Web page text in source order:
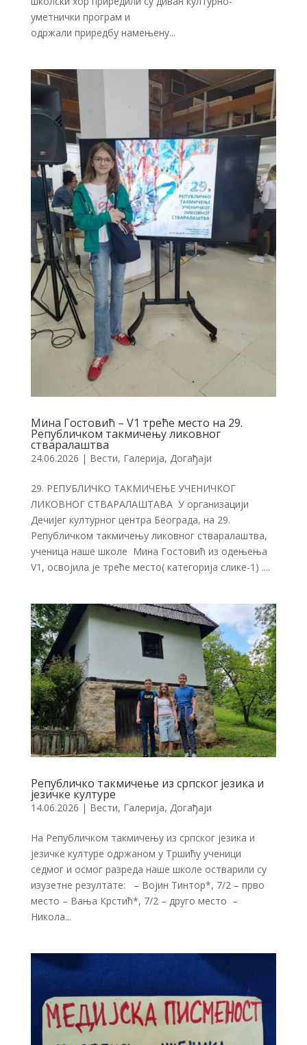
уметнички програм и
одржали приредбу намењену...
Мина Гостовић – V1 треће место на 29.
Републичком такмичењу ликовног
стваралаштва
24.06.2026 | Вести, Галерија, Догађаји
29. РЕПУБЛИЧКО ТАКМИЧЕЊЕ УЧЕНИЧКОГ
ЛИКОВНОГ СТВАРАЛАШТАВА У организацији
Дечијег културног центра Београда, на 29.
Републичком такмичењу ликовног стваралаштва,
ученица наше школе Мина Гостовић из одењења
V1, освојила је треће место( категорија слике-1) ....
Републичко такмичење из српског језика и
језичке културе
14.06.2026 | Вести, Галерија, Догађаји
На Републичком такмичењу из српског језика и
језичке културе одржаном у Тршићу ученици
седмог и осмог разреда наше школе остварили су
изузетне резултате: – Војин Тинтор*, 7/2 – прво
место – Вања Крстић*, 7/2 – друго место –
Никола...